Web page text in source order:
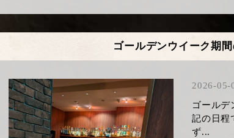
ゴールデンウイーク期
2026-05-
ゴールデ
記の日程
ず...